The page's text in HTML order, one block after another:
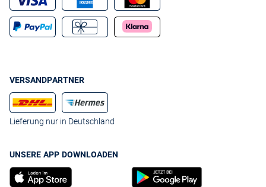
VERSANDPARTNER
Lieferung nur in Deutschland
UNSERE APP DOWNLOADEN